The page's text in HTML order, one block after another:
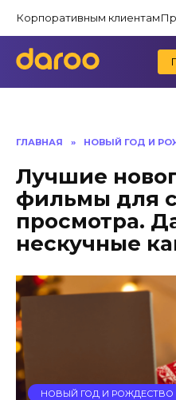
содержанию
Корпоративным клиентам
ГЛАВНАЯ » НОВЫЙ ГОД И
Лучшие
фильмы для
просмотра.
нескучные
НОВЫЙ ГОД И РОЖДЕСТВО